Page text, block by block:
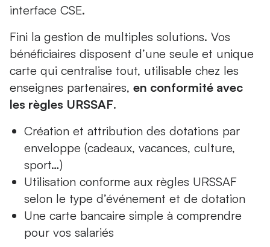
interface CSE.
Fini la gestion de multiples solutions. Vos
bénéficiaires disposent d’une seule et unique
carte qui centralise tout, utilisable chez les
enseignes partenaires, en conformité avec
les règles URSSAF.
Création et attribution des dotations par
enveloppe (cadeaux, vacances, culture,
sport…)
Utilisation conforme aux règles URSSAF
selon le type d’événement et de dotation
Une carte bancaire simple à comprendre
pour vos salariés